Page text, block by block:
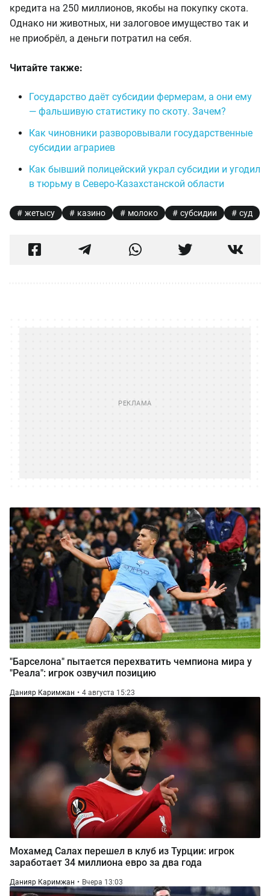
кредита на 250 миллионов, якобы на покупку скота.
Однако ни животных, ни залоговое имущество так и
не приобрёл, а деньги потратил на себя.
Читайте также:
Государство даёт субсидии фермерам, а они ему
— фальшивую статистику по скоту. Зачем?
Как чиновники разворовывали государственные
субсидии аграриев
Как бывший полицейский украл субсидии и угодил
в тюрьму в Северо-Казахстанской области
жетысу казино молоко субсидии суд
"Барселона" пытается перехватить чемпиона мира у
"Реала": игрок озвучил позицию
Данияр Каримжан 4 августа 15:23
Мохамед Салах перешел в клуб из Турции: игрок
заработает 34 миллиона евро за два года
Данияр Каримжан Вчера 13:03